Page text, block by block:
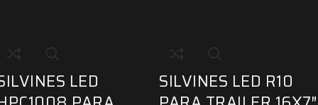
LED
SILVINES LED R10